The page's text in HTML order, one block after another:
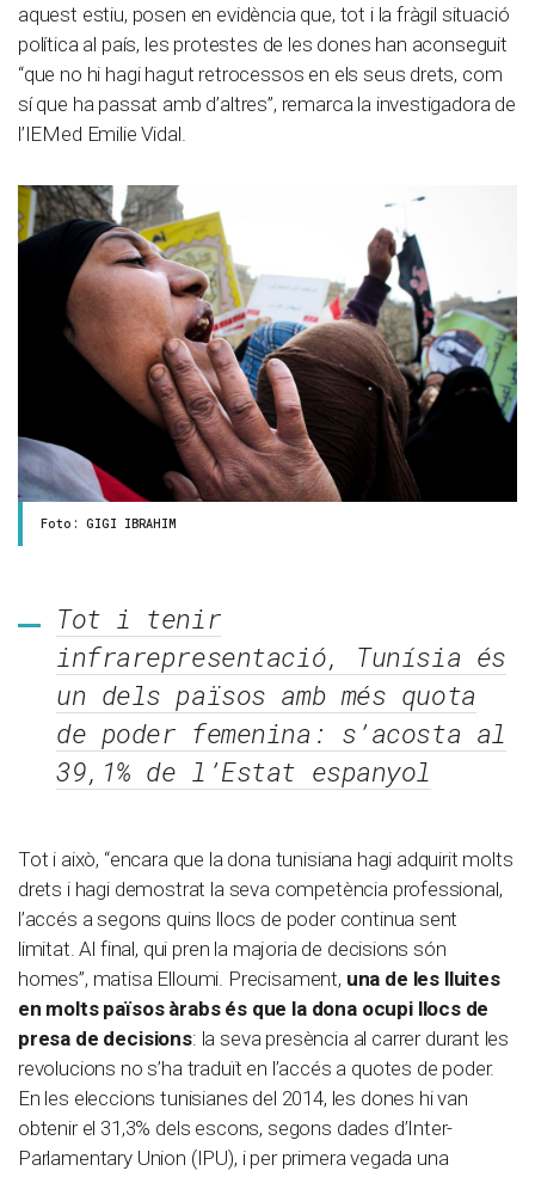
aquest estiu, posen en evidència que, tot i la fràgil situació
política al país, les protestes de les dones han aconseguit
“que no hi hagi hagut retrocessos en els seus drets, com
sí que ha passat amb d’altres”, remarca la investigadora de
l’IEMed Emilie Vidal.
Foto: GIGI IBRAHIM
Tot i tenir
infrarepresentació, Tunísia és
un dels països amb més quota
de poder femenina: s’acosta al
39,1% de l’Estat espanyol
Tot i això, “encara que la dona tunisiana hagi adquirit molts
drets i hagi demostrat la seva competència professional,
l’accés a segons quins llocs de poder continua sent
limitat. Al final, qui pren la majoria de decisions són
homes”, matisa Elloumi. Precisament, una de les lluites
en molts països àrabs és que la dona ocupi llocs de
presa de decisions: la seva presència al carrer durant les
revolucions no s’ha traduït en l’accés a quotes de poder.
En les eleccions tunisianes del 2014, les dones hi van
obtenir el 31,3% dels escons, segons dades d’Inter-
Parlamentary Union (IPU), i per primera vegada una